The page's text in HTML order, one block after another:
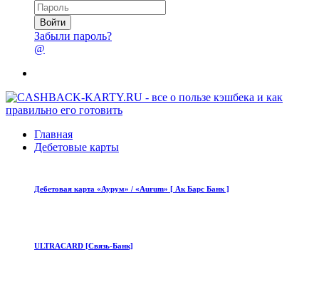
Забыли пароль?
@
Главная
Дебетовые карты
Дебетовая карта «Аурум» / «Aurum» [ Ак Барс Банк ]
ULTRACARD [Связь-Банк]